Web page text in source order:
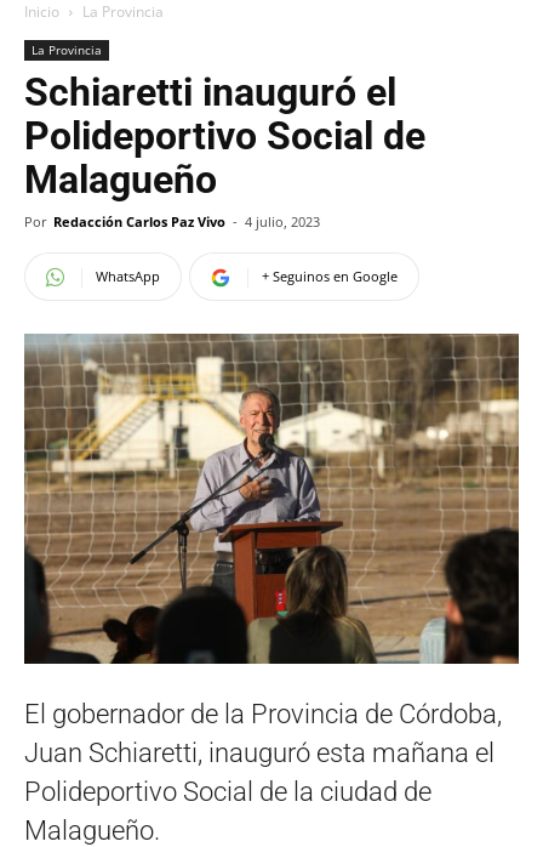
Inicio La Provincia
La Provincia
Schiaretti inauguró el
Polideportivo Social de
Malagueño
Por Redacción Carlos Paz Vivo - 4 julio, 2023
WhatsApp + Seguinos en Google
El gobernador de la Provincia de Córdoba,
Juan Schiaretti, inauguró esta mañana el
Polideportivo Social de la ciudad de
Malagueño.